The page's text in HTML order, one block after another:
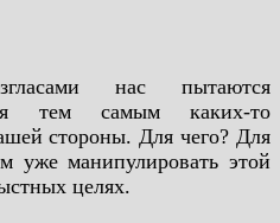
нас пытаются
тем самым каких-то
стороны. Для чего? Для
уже манипулировать этой
целях.